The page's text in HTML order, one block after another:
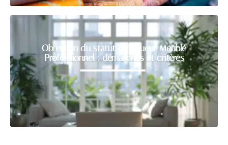
Obtention du statut de Loueur Meublé
Professionnel : démarches et critères